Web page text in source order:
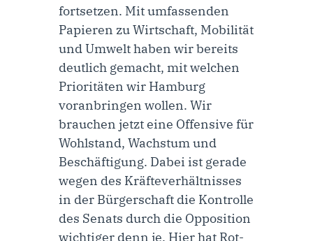
fortsetzen. Mit umfassenden
Papieren zu Wirtschaft, Mobilität
und Umwelt haben wir bereits
deutlich gemacht, mit welchen
Prioritäten wir Hamburg
voranbringen wollen. Wir
brauchen jetzt eine Offensive für
Wohlstand, Wachstum und
Beschäftigung. Dabei ist gerade
wegen des Kräfteverhältnisses
in der Bürgerschaft die Kontrolle
des Senats durch die Opposition
wichtiger denn je. Hier hat Rot-